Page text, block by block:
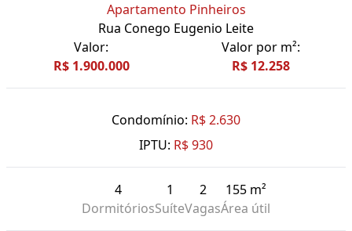
Apartamento Pinheiros
Rua Conego Eugenio Leite
Valor:
R$ 1.900.000
Valor por m²:
R$ 12.258
Condomínio: R$ 2.630
IPTU: R$ 930
4
Dormitórios
1
Suíte
2
Vagas
155 m²
Área útil